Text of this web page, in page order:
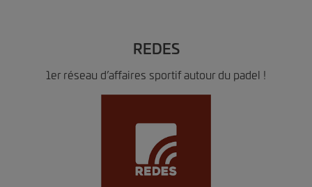
REDES
1er réseau d’affaires sportif autour du padel !